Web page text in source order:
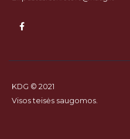
KDG © 2021
Visos teisės saugomos.